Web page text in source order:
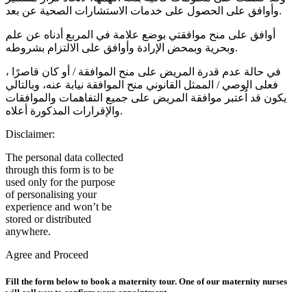
وأوافق على الحصول على خدمات الاستشارات الصحية عن بعد.
أوافق على منح موافقتي بوضع علامة في المربع أدناه عن علم
وبحرية وبمحض الإرادة وأوافق على الالتزام بشروطه.
في حالة عدم قدرة المريض على منح الموافقة / أو كان قاصرًا ،
فعلى الوصي / الممثل القانوني منح الموافقة نيابة عنه، وبالتالي
يكون قد اُعتبر موافقة المريض على جميع التفاهمات والموافقات
والإقرارات المذكورة أعلاه.
Disclaimer:
The personal data collected
through this form is to be
used only for the purpose
of personalising your
experience and won’t be
stored or distributed
anywhere.
Agree and Proceed
Fill the form below to book a maternity tour. One of our maternity nurses